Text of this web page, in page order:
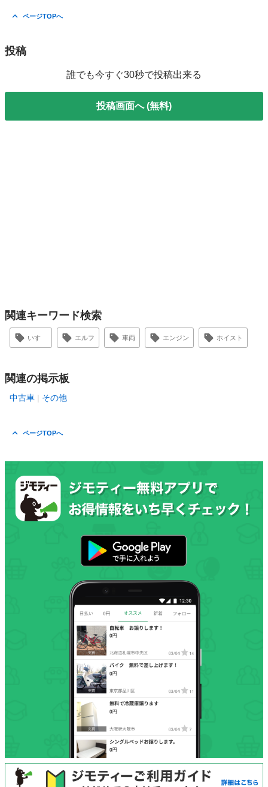
ページTOPへ
投稿
誰でも今すぐ30秒で投稿出来る
投稿画面へ (無料)
関連キーワード検索
いすゞ エルフ 車両 エンジン ホイスト
関連の掲示板
中古車 その他
ページTOPへ